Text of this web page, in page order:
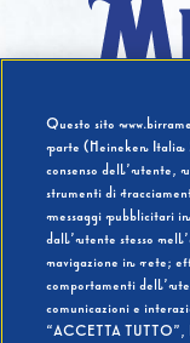
Hai
Questo sito
parte (Heineken
consenso dell’utente,
strumenti di
messaggi pubblicitari
dall’utente stesso
navigazione in rete;
comportamenti
comunicazioni e
“ACCETTA TUTTO”,